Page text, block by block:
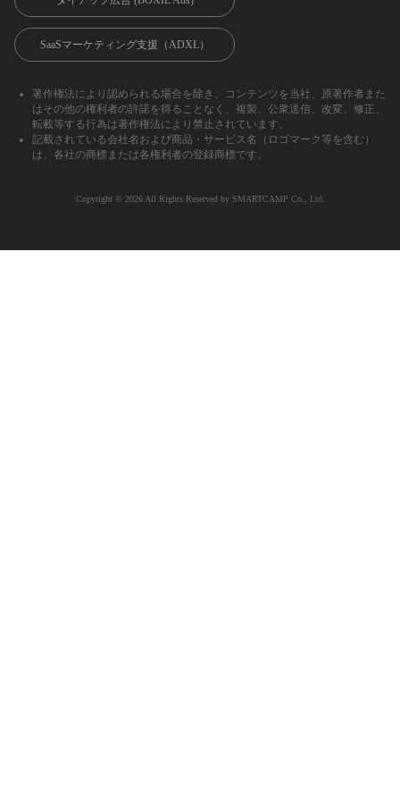
SaaSマーケティング支援（ADXL）
著作権法により認められる場合を除き、コンテンツを当社、原著作者また
はその他の権利者の許諾を得ることなく、複製、公衆送信、改変、修正、
転載等する行為は著作権法により禁止されています。
記載されている会社名および商品・サービス名（ロゴマーク等を含む）
は、各社の商標または各権利者の登録商標です。
Copyright ©︎ 2026 All Rights Reserved by SMARTCAMP Co., Ltd.